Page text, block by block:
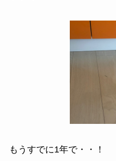
もうすでに1年で・・！